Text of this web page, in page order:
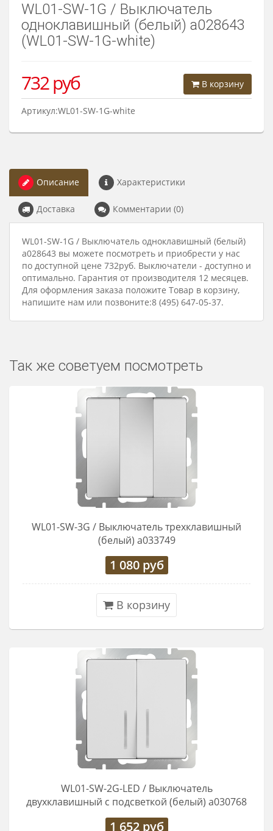
WL01-SW-1G / Выключатель
одноклавишный (белый) a028643
(WL01-SW-1G-white)
В корзину
732руб
Артикул:WL01-SW-1G-white
Описание Характеристики
Доставка Комментарии (0)
WL01-SW-1G / Выключатель одноклавишный (белый)
a028643 вы можете посмотреть и приобрести у нас
по доступной цене 732руб. Выключатели - доступно и
оптимально. Гарантия от производителя 12 месяцев.
Для оформления заказа положите Товар в корзину,
напишите нам или позвоните:8 (495) 647-05-37.
Так же советуем посмотреть
WL01-SW-3G / Выключатель трехклавишный
(белый) a033749
1 080руб
В корзину
WL01-SW-2G-LED / Выключатель
двухклавишный с подсветкой (белый) a030768
1 652руб